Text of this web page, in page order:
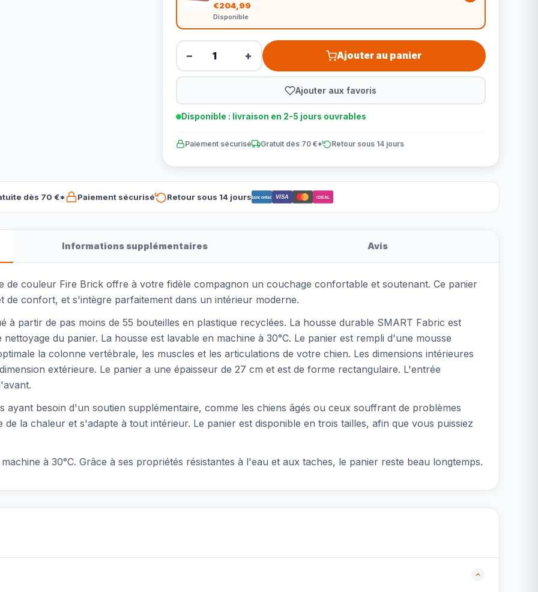
€204,99
Disponible
− + Ajouter au panier
Ajouter aux favoris
Disponible : livraison en 2-5 jours ouvrables
Paiement sécurisé Gratuit dès 70 €* Retour sous 14 jours
dès 70 €* Paiement sécurisé Retour sous 14 joursBancontact VISA iDEAL
Informations supplémentaires Avis
de couleur Fire Brick offre à votre fidèle compagnon un couchage confortable et soutenant. Ce panier
de confort, et s'intègre parfaitement dans un intérieur moderne.
à partir de pas moins de 55 bouteilles en plastique recyclées. La housse durable SMART Fabric est
du panier. La housse est lavable en machine à 30°C. Le panier est rempli d'une mousse
la colonne vertébrale, les muscles et les articulations de votre chien. Les dimensions intérieures
extérieure. Le panier a une épaisseur de 27 cm et est de forme rectangulaire. L'entrée
ayant besoin d'un soutien supplémentaire, comme les chiens âgés ou ceux souffrant de problèmes
de la chaleur et s'adapte à tout intérieur. Le panier est disponible en trois tailles, afin que vous puissiez
à 30°C. Grâce à ses propriétés résistantes à l'eau et aux taches, le panier reste beau longtemps.